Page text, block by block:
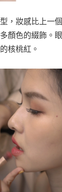
，妝感比上一
顏色的綴飾。
核桃紅。